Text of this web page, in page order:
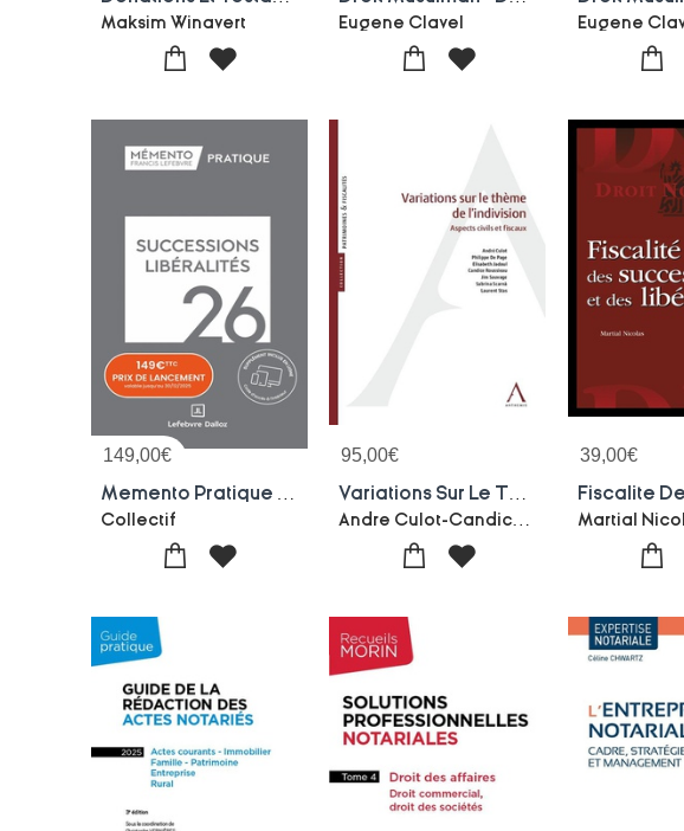
Maksim Winavert Eugene Clavel Eugene
149,00€
Collectif
95,00€ 39,00€
Martial